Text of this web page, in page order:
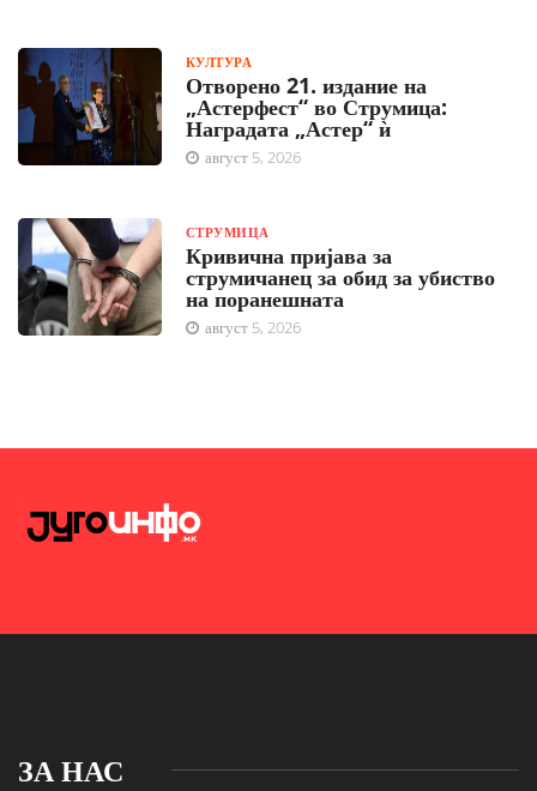
КУЛТУРА
Отворено 21. издание на
„Астерфест“ во Струмица:
Наградата „Астер“ ѝ
август 5, 2026
СТРУМИЦА
Кривична пријава за
струмичанец за обид за убиство
на поранешната
август 5, 2026
ЗА НАС